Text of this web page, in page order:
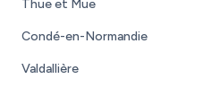
Thue et Mue
Condé-en-Normandie
Valdallière